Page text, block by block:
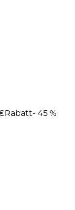
Rabatt- 45 %